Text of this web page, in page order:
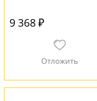
9 368 ₽